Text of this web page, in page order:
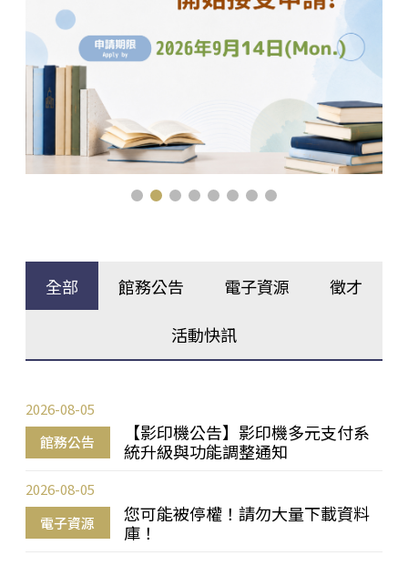
全部 館務公告 電子資源 徵才
活動快訊
館務公告
【影印機公告】影印機多元支付系
統升級與功能調整通知
2026-08-05
電子資源
您可能被停權！請勿大量下載資料
庫！
2026-08-05